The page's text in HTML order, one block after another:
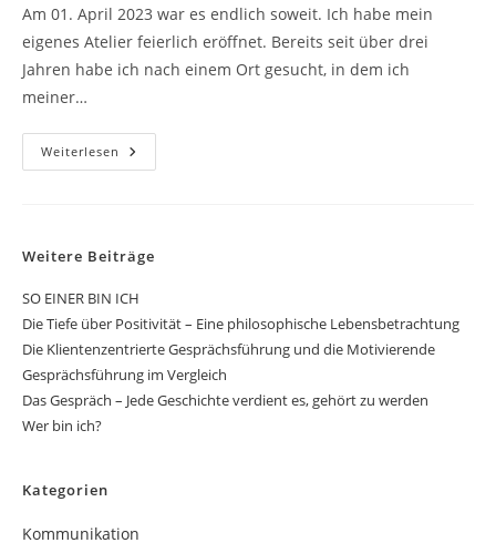
Am 01. April 2023 war es endlich soweit. Ich habe mein
eigenes Atelier feierlich eröffnet. Bereits seit über drei
Jahren habe ich nach einem Ort gesucht, in dem ich
meiner…
Weiterlesen ATELIERtausendsassa
–
Weitere Beiträge
SO EINER BIN ICH
Die Tiefe über Positivität – Eine philosophische Lebensbetrachtung
Die Klientenzentrierte Gesprächsführung und die Motivierende
Gesprächsführung im Vergleich
Das Gespräch – Jede Geschichte verdient es, gehört zu werden
Wer bin ich?
Kategorien
Kommunikation